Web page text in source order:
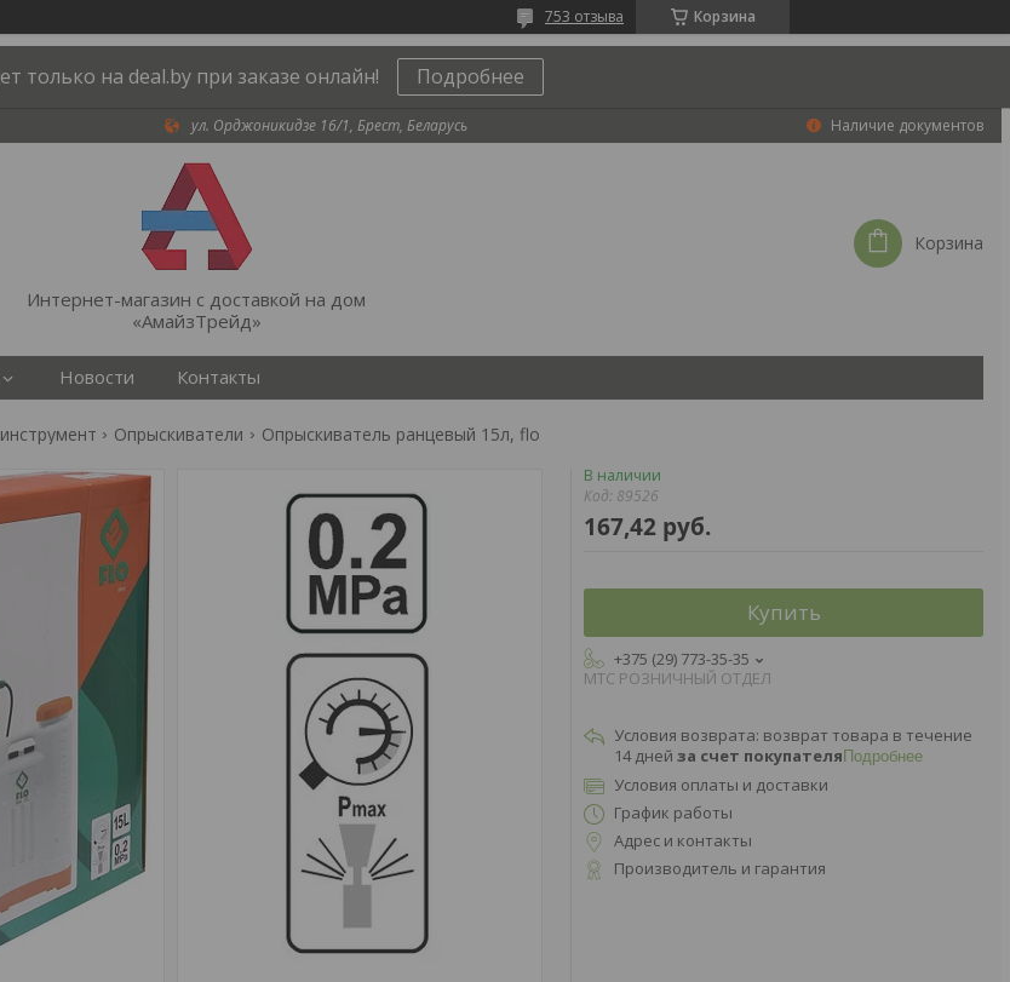
Корзина
753 отзыва
только на deal.by при заказе онлайн! Подробнее
ул. Орджоникидзе 16/1, Брест, Беларусь Наличие документов
Интернет-магазин с доставкой на дом
«АмайзТрейд»
Корзина
Новости Контакты
Опрыскиватели Опрыскиватель ранцевый 15л, flo
В наличии
Код: 89526
167,42 руб.
Купить
+375 (29) 773-35-35
МТС РОЗНИЧНЫЙ ОТДЕЛ
возврат товара в течение
14 дней за счет покупателя Подробнее
Условия оплаты и доставки
График работы
Адрес и контакты
Производитель и гарантия